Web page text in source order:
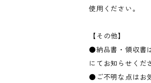
使用ください。
【その他】
●納品書・領収書
にてお知らせくだ
●ご不明な点はお